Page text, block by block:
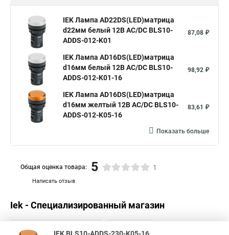
IEK Лампа AD22DS(LED)матрица
d22мм белый 12В AC/DC BLS10-
ADDS-012-K01
87,08 ₽
IEK Лампа AD16DS(LED)матрица
d16мм белый 12В AC/DC BLS10-
ADDS-012-K01-16
98,92 ₽
IEK Лампа AD16DS(LED)матрица
d16мм желтый 12В AC/DC BLS10-
ADDS-012-K05-16
83,61 ₽
Показать больше
Написать отзыв
Общая оценка товара: 5 1
Iek - Специализированный магазин